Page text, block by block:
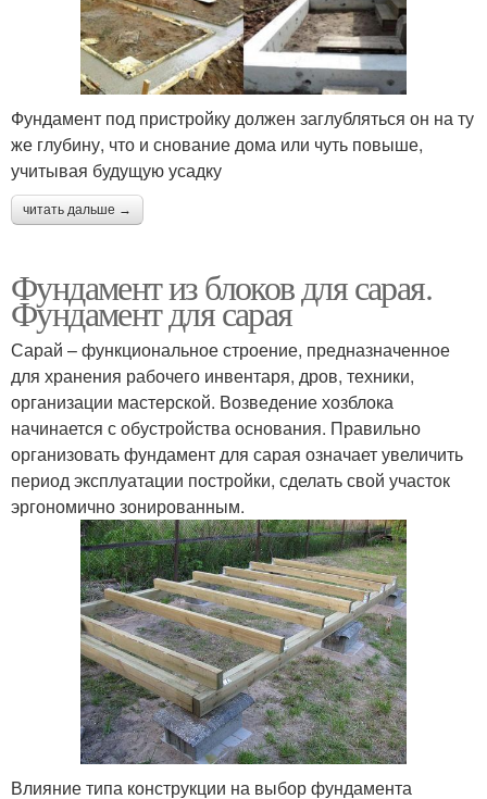
Фундамент под пристройку должен заглубляться он на ту
же глубину, что и снование дома или чуть повыше,
учитывая будущую усадку
читать дальше →
Фундамент из блоков для сарая.
Фундамент для сарая
Сарай – функциональное строение, предназначенное
для хранения рабочего инвентаря, дров, техники,
организации мастерской. Возведение хозблока
начинается с обустройства основания. Правильно
организовать фундамент для сарая означает увеличить
период эксплуатации постройки, сделать свой участок
эргономично зонированным.
Влияние типа конструкции на выбор фундамента